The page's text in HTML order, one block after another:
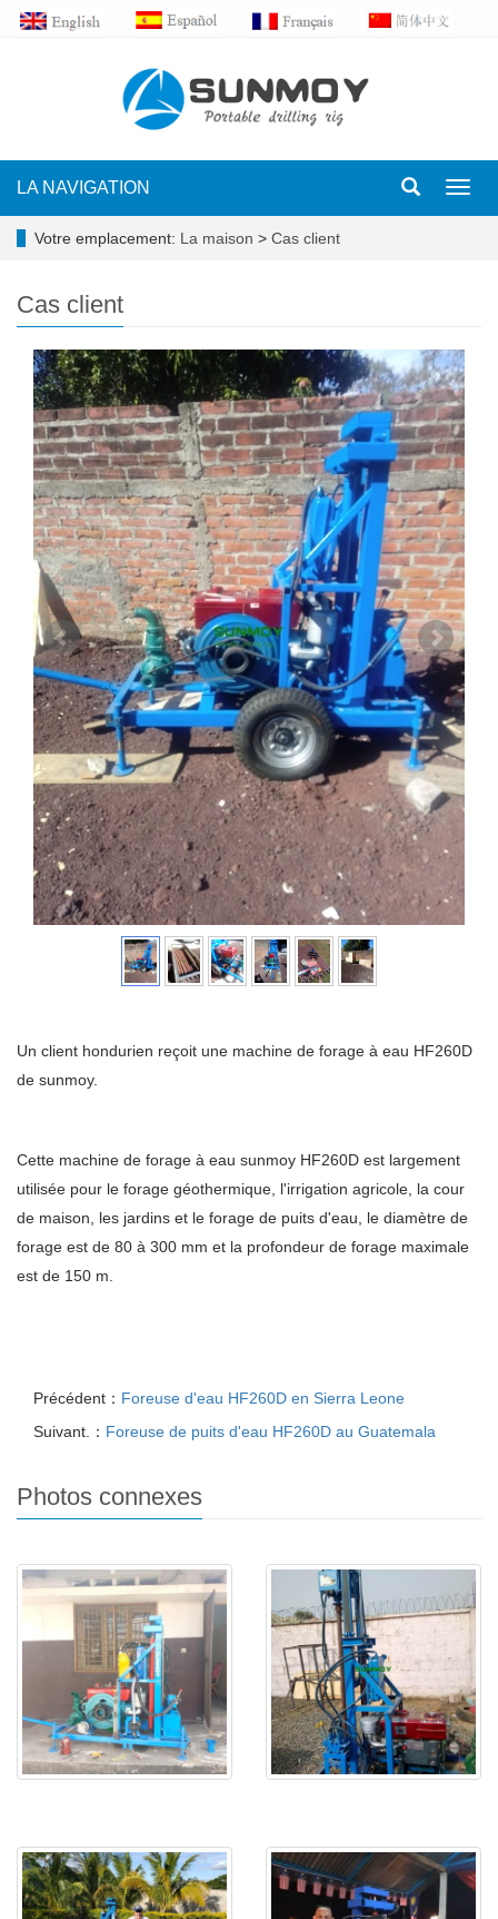
LA NAVIGATION
Votre emplacement: La maison > Cas client
Cas client
Un client hondurien reçoit une machine de forage à eau HF260D
de sunmoy.
Cette machine de forage à eau sunmoy HF260D est largement
utilisée pour le forage géothermique, l'irrigation agricole, la cour
de maison, les jardins et le forage de puits d'eau, le diamètre de
forage est de 80 à 300 mm et la profondeur de forage maximale
est de 150 m.
Précédent： Foreuse d'eau HF260D en Sierra Leone
Suivant.： Foreuse de puits d'eau HF260D au Guatemala
Photos connexes